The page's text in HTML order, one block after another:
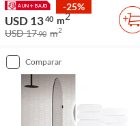
-25%
USD 1340 m2
USD 1790 m2
comparar